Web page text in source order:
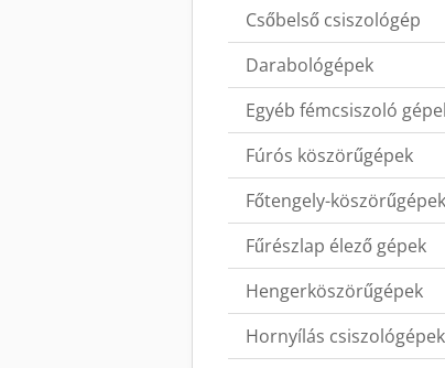
Csőbelső csiszológép
Darabológépek
Egyéb fémcsiszoló
Fúrós köszörűgépek
Főtengely-köszörűgépek
Fűrészlap élező gépek
Hengerköszörűgépek
Hornyílás csiszológépek